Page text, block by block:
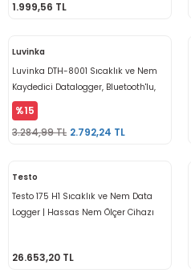
1.999,56 TL
Luvinka
Luvinka DTH-8001 Sıcaklık ve Nem
Kaydedici Datalogger, Bluetooth'lu,
2'li Adet
%15
3.284,99 TL 2.792,24 TL
Testo
Testo 175 H1 Sıcaklık ve Nem Data
Logger | Hassas Nem Ölçer Cihazı
26.653,20 TL